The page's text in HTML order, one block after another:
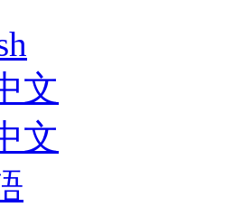
文
文